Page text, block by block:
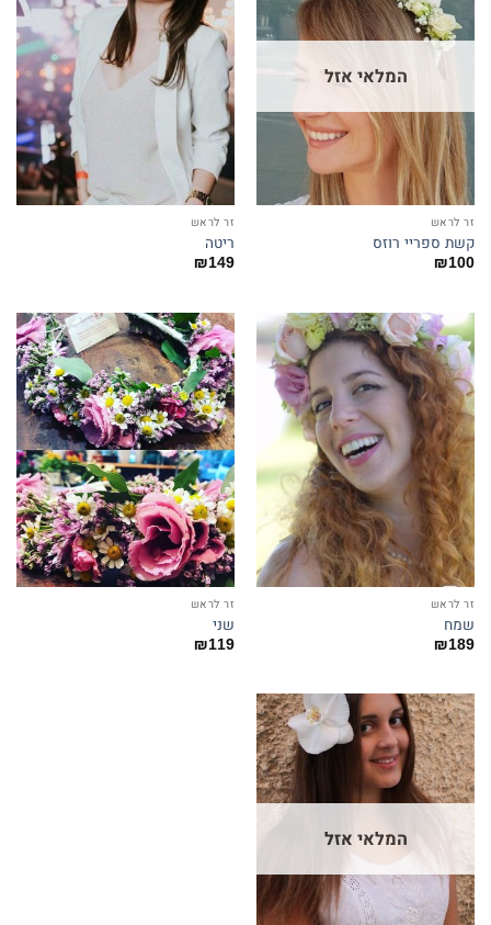
המלאי אזל
זר לראש
קשת ספריי רוזס
₪100
זר לראש
ריטה
₪149
זר לראש
שמח
₪189
זר לראש
שני
₪119
המלאי אזל